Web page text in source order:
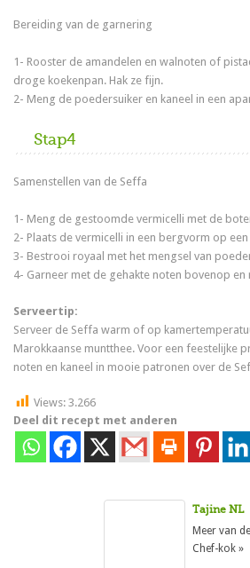
Bereiding van de garnering
1- Rooster de amandelen en walnoten of
droge koekenpan. Hak ze fijn.
2- Meng de poedersuiker en kaneel in een
Stap4
Samenstellen van de Seffa
1- Meng de gestoomde vermicelli met de
2- Plaats de vermicelli in een bergvorm op
3- Bestrooi royaal met het mengsel van
4- Garneer met de gehakte noten bovenop
Serveertip:
Serveer de Seffa warm of op
Marokkaanse muntthee. Voor een feestelijke
noten en kaneel in mooie patronen over de
Views: 3.266
Deel dit recept met anderen
Tajine NL
Meer van
Chef-kok »